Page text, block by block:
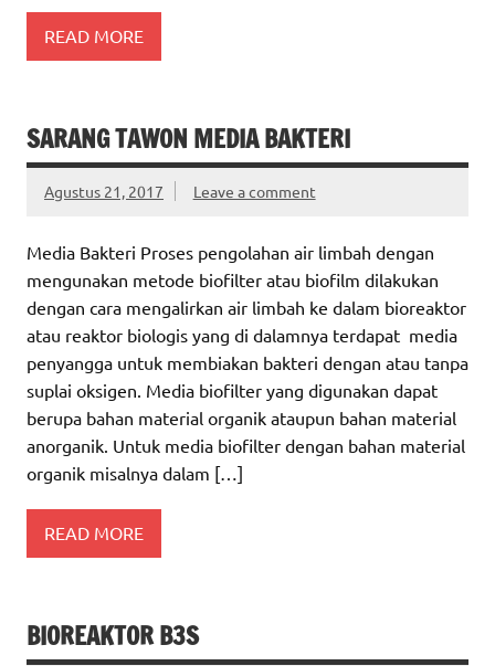
READ MORE
SARANG TAWON MEDIA BAKTERI
Agustus 21, 2017 Leave a comment
Media Bakteri Proses pengolahan air limbah dengan
mengunakan metode biofilter atau biofilm dilakukan
dengan cara mengalirkan air limbah ke dalam bioreaktor
atau reaktor biologis yang di dalamnya terdapat media
penyangga untuk membiakan bakteri dengan atau tanpa
suplai oksigen. Media biofilter yang digunakan dapat
berupa bahan material organik ataupun bahan material
anorganik. Untuk media biofilter dengan bahan material
organik misalnya dalam […]
READ MORE
BIOREAKTOR B3S